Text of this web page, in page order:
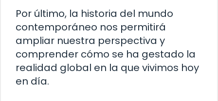
Por último, la historia del mundo
contemporáneo nos permitirá
ampliar nuestra perspectiva y
comprender cómo se ha gestado la
realidad global en la que vivimos hoy
en día.